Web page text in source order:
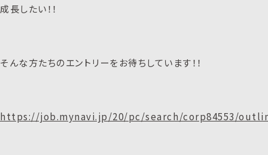
成長したい！！
そんな方たちのエントリーをお待ちしています！！
https://job.mynavi.jp/20/pc/search/corp84553/